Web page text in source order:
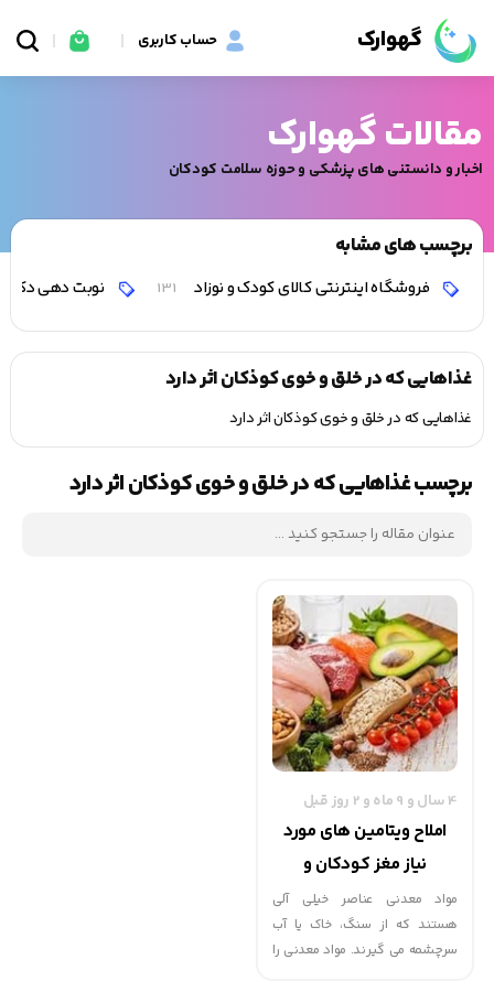
گهوارک حساب کاربری
مقالات گهوارک
اخبار و دانستنی های پزشکی و حوزه سلامت کودکان
برچسب های مشابه
فروشگاه اینترنتی کالای کودک و نوزاد 131 نوبت دهی
غذاهایی که در خلق و خوی کوذکان اثر دارد
غذاهایی که در خلق و خوی کوذکان اثر دارد
برچسب غذاهایی که در خلق و خوی کوذکان اثر دارد
4 سال و 9 ماه و 2 روز قبل
املاح ویتامین های مورد
نیاز مغز کودکان و
نوجوانان | گهوارک
مواد معدنی عناصر خیلی آلی
هستند که از سنگ، خاک یا آب
سرچشمه می گیرند. مواد معدنی را